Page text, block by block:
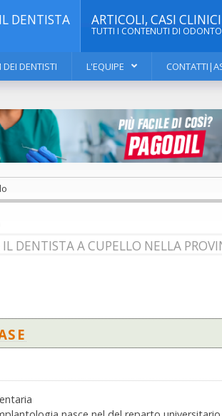
DENTISTA ARTICOLI, CASI
TUTTI I CONTENUTI DI
DEI DENTISTI L'EQUIPE
DENTISTA A CUPELLO NELLA